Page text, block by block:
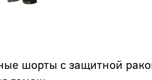
шорты с защитной